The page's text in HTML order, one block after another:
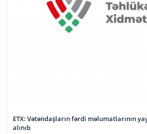
ETX: Vətəndaşların fərdi məlumatlarının
alınıb